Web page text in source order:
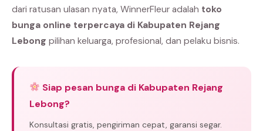
dari ratusan ulasan nyata, WinnerFleur adalah toko
bunga online terpercaya di Kabupaten Rejang
Lebong pilihan keluarga, profesional, dan pelaku bisnis.
Siap pesan bunga di Kabupaten Rejang
Lebong?
Konsultasi gratis, pengiriman cepat, garansi segar.